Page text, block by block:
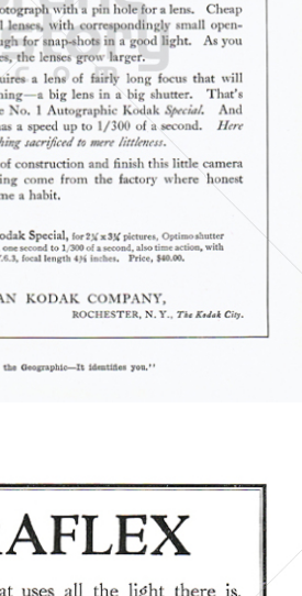
Kodak GmbH 1916